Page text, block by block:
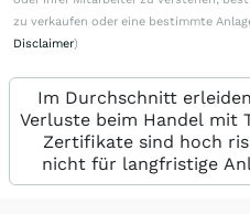
zu verkaufen oder eine bestimmte
Disclaimer)
Im Durchschnitt
Verluste beim Handel mit
Zertifikate sind hoch
nicht für langfristige